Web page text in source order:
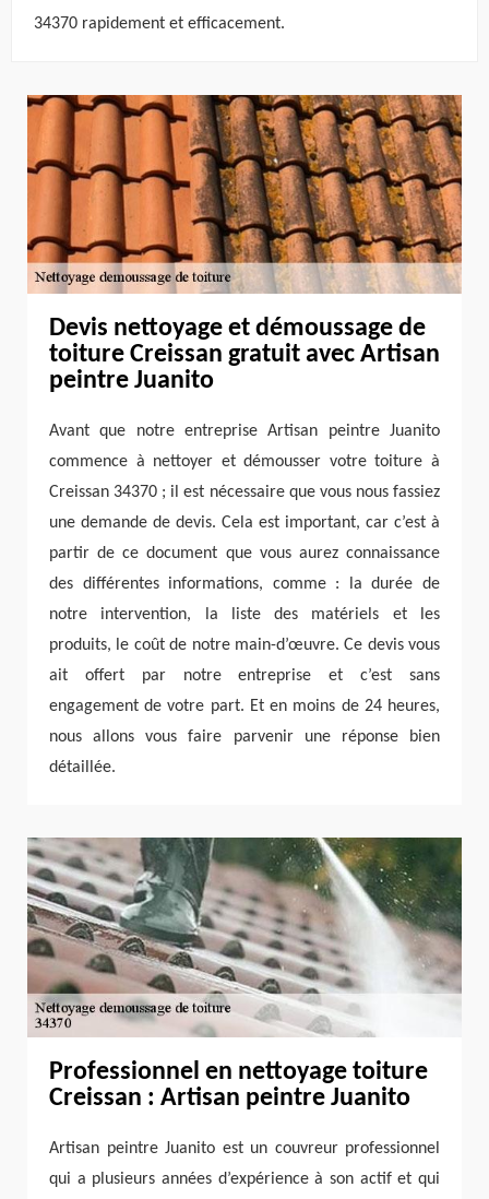
34370 rapidement et efficacement.
Devis nettoyage et démoussage de
toiture Creissan gratuit avec Artisan
peintre Juanito
Avant que notre entreprise Artisan peintre Juanito
commence à nettoyer et démousser votre toiture à
Creissan 34370 ; il est nécessaire que vous nous fassiez
une demande de devis. Cela est important, car c’est à
partir de ce document que vous aurez connaissance
des différentes informations, comme : la durée de
notre intervention, la liste des matériels et les
produits, le coût de notre main-d’œuvre. Ce devis vous
ait offert par notre entreprise et c’est sans
engagement de votre part. Et en moins de 24 heures,
nous allons vous faire parvenir une réponse bien
détaillée.
Professionnel en nettoyage toiture
Creissan : Artisan peintre Juanito
Artisan peintre Juanito est un couvreur professionnel
qui a plusieurs années d’expérience à son actif et qui